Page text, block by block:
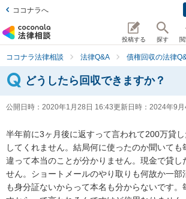
ココナラへ
投稿する 探す
ココナラ法律相談 法律Q&A 債権回収の法律
どうしたら回収できますか？
公開日時： 2020年1月28日 16:43更新日時： 2024年9
半年前に3ヶ月後に返すって言われて200万貸
してくれません。結局何に使ったのか聞いて
違って本当のことが分かりません。現金で貸し
せん。ショートメールのやり取りも何故か一部
も身分証ないからって本名も分からないです。